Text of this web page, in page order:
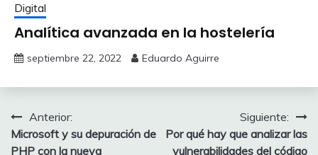
Digital
Analítica avanzada en la hostelería
septiembre 22, 2022 Eduardo Aguirre
Navegación
de
Anterior:
Microsoft y su depuración de
PHP con la nueva
Siguiente:
Por qué hay que analizar las
vulnerabilidades del código